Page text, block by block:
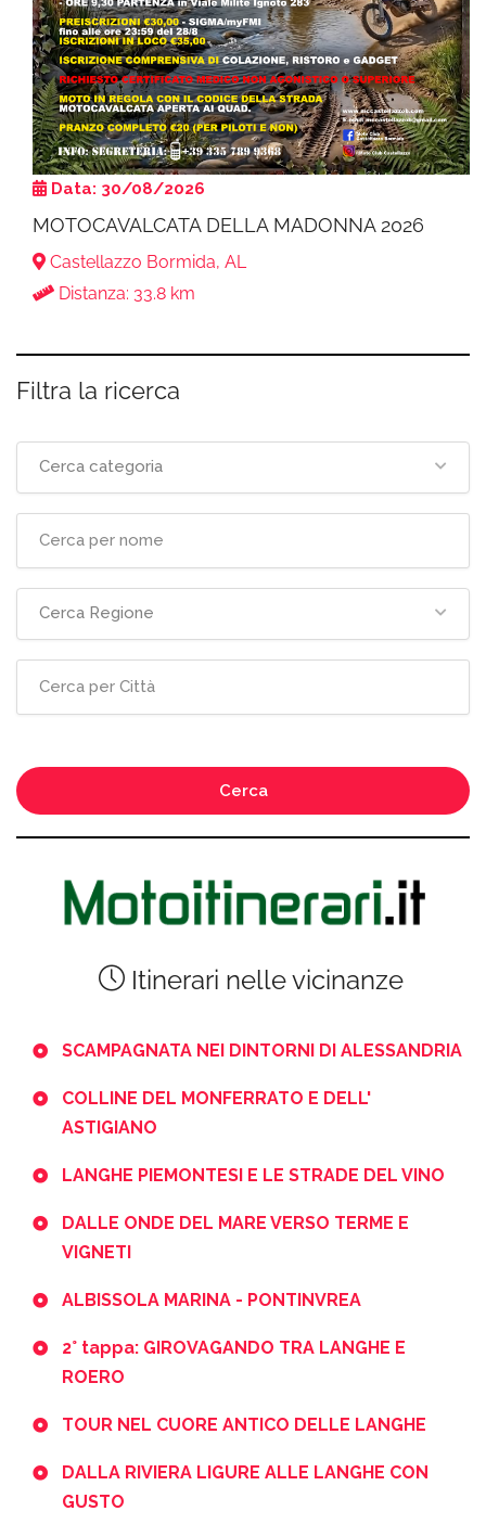
Data: 30/08/2026
MOTOCAVALCATA DELLA MADONNA 2026
Castellazzo Bormida, AL
Distanza: 33.8 km
Filtra la ricerca
Cerca categoria
Cerca Regione
Cerca
Itinerari nelle vicinanze
SCAMPAGNATA NEI DINTORNI DI ALESSANDRIA
COLLINE DEL MONFERRATO E DELL'
ASTIGIANO
LANGHE PIEMONTESI E LE STRADE DEL VINO
DALLE ONDE DEL MARE VERSO TERME E
VIGNETI
ALBISSOLA MARINA - PONTINVREA
2° tappa: GIROVAGANDO TRA LANGHE E
ROERO
TOUR NEL CUORE ANTICO DELLE LANGHE
DALLA RIVIERA LIGURE ALLE LANGHE CON
GUSTO